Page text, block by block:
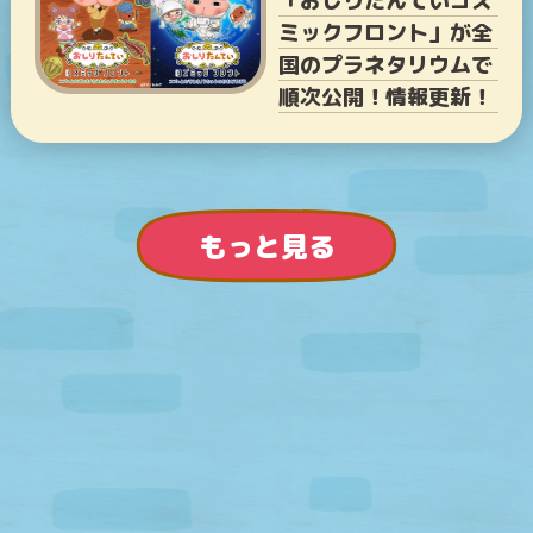
ミックフロント」が全
国のプラネタリウムで
順次公開！情報更新！
もっと見る